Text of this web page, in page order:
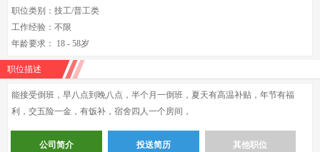
职位类别：技工/普工类
工作经验：不限
年龄要求： 18 - 58岁
职位描述
能接受倒班，早八点到晚八点，半个月一倒班，夏天有高温补贴，年节有福
利，交五险一金，有饭补，宿舍四人一个房间，
公司简介 投送简历 其他职位